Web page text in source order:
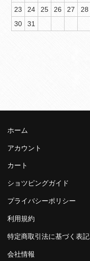
23
24 25 26 27 28
30
31
ホーム
アカウント
カート
ショツピングガイド
プライバシーポリシー
利用規約
特定商取引法に基づく表記
会社情報